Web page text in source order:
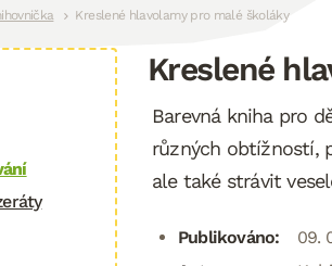
Kreslené hlavolamy pro malé školáky
Kreslené
Barevná kniha pro
různých obtížností,
ale také strávit
Publikováno:
09.